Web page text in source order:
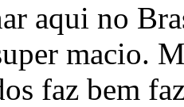
aqui no
macio.
faz bem